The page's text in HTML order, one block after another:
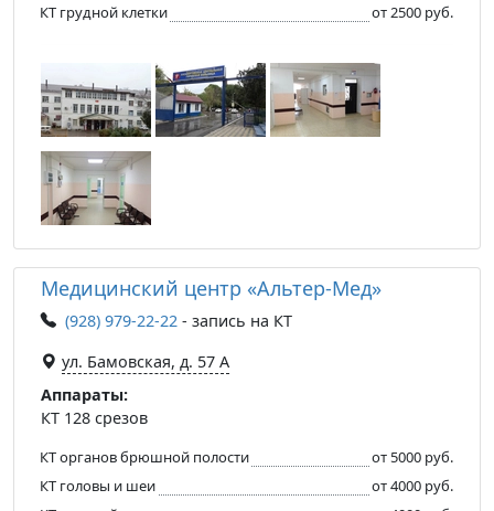
КТ грудной клетки
от 2500 руб.
Медицинский центр «Альтер-Мед»
(928) 979-22-22 - запись на КТ
ул. Бамовская, д. 57 А
Аппараты:
КТ 128 срезов
КТ органов брюшной полости
от 5000 руб.
КТ головы и шеи
от 4000 руб.